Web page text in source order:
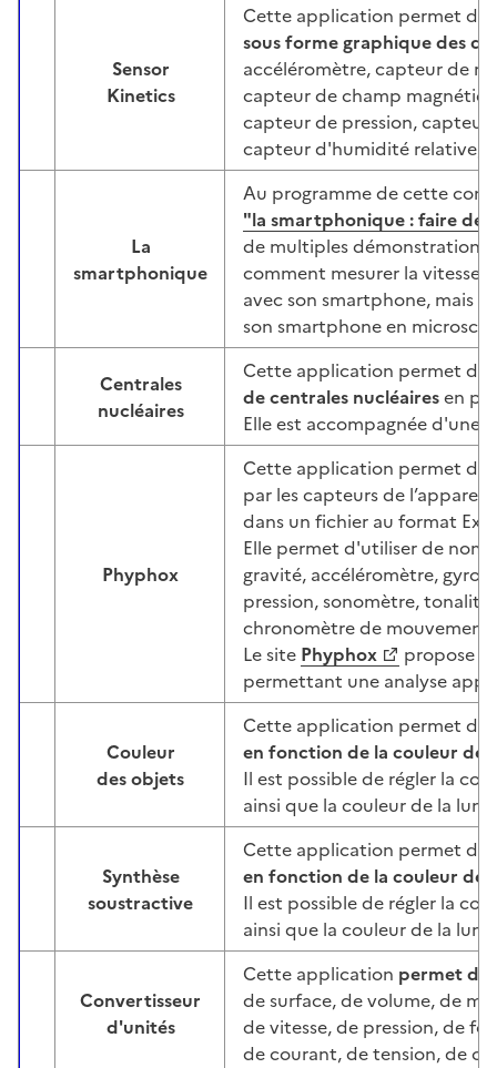
Sensor
Kinetics
Cette application permet d'
sous forme graphique des
accéléromètre, capteur de
capteur de champ
capteur de pression,
capteur d'humidité relative,
La
smartphonique
Au programme de cette
"la smartphonique : faire
de multiples
comment mesurer la vitesse
avec son smartphone, mais
son smartphone en
Centrales
nucléaires
Cette application permet d'
de centrales nucléairesen
Elle est accompagnée d'une
Phyphox
Cette application permet
par les capteurs de
dans un fichier au format
Elle permet d'utiliser de
gravité, accéléromètre,
pression, sonomètre,
chronomètre de
Le site Phyphox
propose
permettant une analyse
Couleur
des objets
Cette application permet de
en fonction de la couleur de
Il est possible de régler la
ainsi que la couleur de la
Synthèse
soustractive
Cette application permet de
en fonction de la couleur de
Il est possible de régler la
ainsi que la couleur de la
ImageConvertisseur
d'unités
Cette application permet de
de surface, de volume, de
de vitesse, de pression, de
de courant, de tension, de